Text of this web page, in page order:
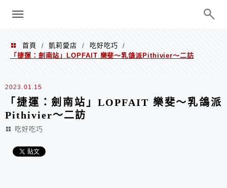
巧、世界走透透
menu
首頁 / 凱莉愛店 / 吃好吃巧
/
「捷運：劍南站」LOPFAIT 樂斐～乳鴿派Pithivier～二訪
2023.01.15
「捷運：劍南站」LOPFAIT 樂斐～乳鴿派
Pithivier～二訪
吃好吃巧